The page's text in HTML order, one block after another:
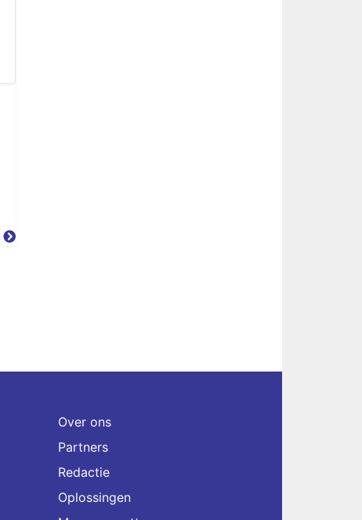
Over ons
Partners
Redactie
Oplossingen